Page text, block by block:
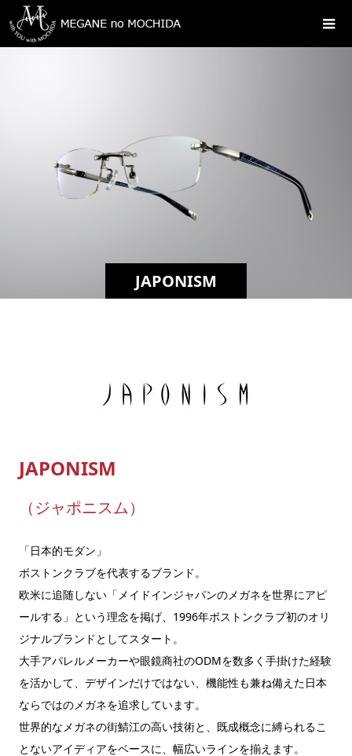
JAPONISM
JAPONISM
（ジャポニスム）
「日本的モダン」
ボストンクラブを代表するブランド。
欧米に追随しない「メイドインジャパンのメガネを世界にアピ
ールする」という理念を掲げ、1996年ボストンクラブ初のオリ
ジナルブランドとしてスタート。
大手アパレルメーカーや眼鏡商社のODMを数多く手掛けた経験
を活かして、デザインだけではない、機能性も兼ね備えた日本
ならではのメガネを追求しています。
世界的なメガネの街鯖江の高い技術と、既成概念に縛られるこ
とないアイディアをベースに、幅広いラインを揃えます。